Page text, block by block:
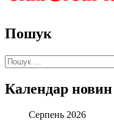
Пошук
Пошук:
Календар новин
Серпень 2026